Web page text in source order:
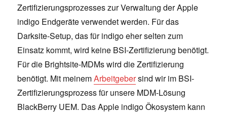
Zertifizierungsprozesses zur Verwaltung der Apple
indigo Endgeräte verwendet werden. Für das
Darksite-Setup, das für indigo eher selten zum
Einsatz kommt, wird keine BSI-Zertifizierung benötigt.
Für die Brightsite-MDMs wird die Zertifizierung
benötigt. Mit meinemArbeitgebersind wir im BSI-
Zertifizierungsprozess für unsere MDM-Lösung
BlackBerry UEM. Das Apple indigo Ökosystem kann